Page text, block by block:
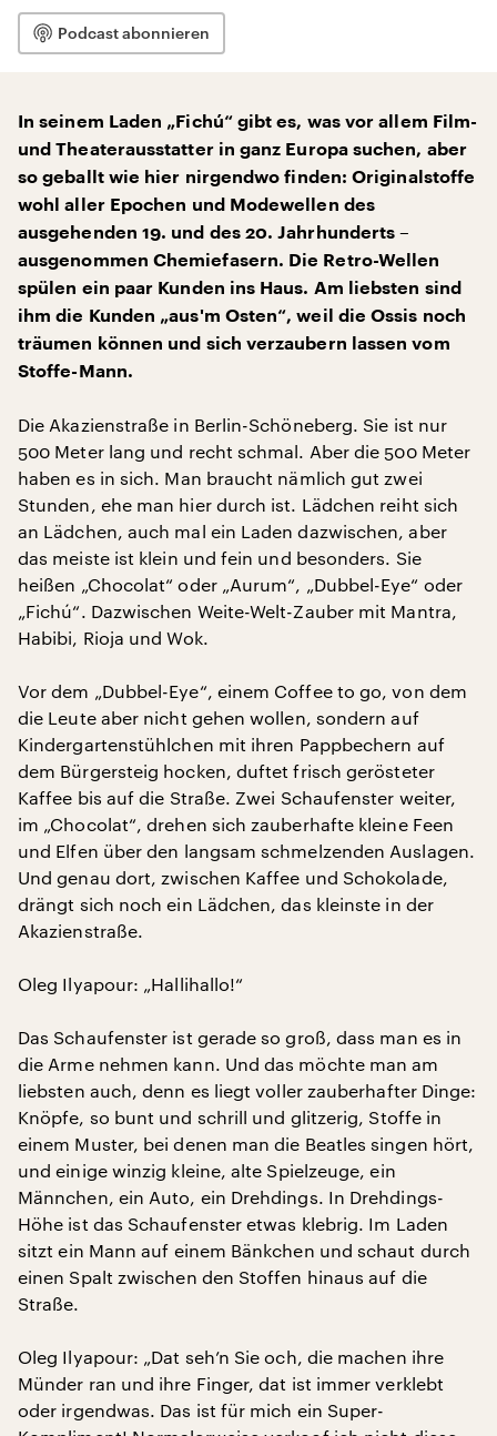
Podcast abonnieren
In seinem Laden „Fichú“ gibt es, was vor allem Film-
und Theaterausstatter in ganz Europa suchen, aber
so geballt wie hier nirgendwo finden: Originalstoffe
wohl aller Epochen und Modewellen des
ausgehenden 19. und des 20. Jahrhunderts –
ausgenommen Chemiefasern. Die Retro-Wellen
spülen ein paar Kunden ins Haus. Am liebsten sind
ihm die Kunden „aus'm Osten“, weil die Ossis noch
träumen können und sich verzaubern lassen vom
Stoffe-Mann.
Die Akazienstraße in Berlin-Schöneberg. Sie ist nur
500 Meter lang und recht schmal. Aber die 500 Meter
haben es in sich. Man braucht nämlich gut zwei
Stunden, ehe man hier durch ist. Lädchen reiht sich
an Lädchen, auch mal ein Laden dazwischen, aber
das meiste ist klein und fein und besonders. Sie
heißen „Chocolat“ oder „Aurum“, „Dubbel-Eye“ oder
„Fichú“. Dazwischen Weite-Welt-Zauber mit Mantra,
Habibi, Rioja und Wok.
Vor dem „Dubbel-Eye“, einem Coffee to go, von dem
die Leute aber nicht gehen wollen, sondern auf
Kindergartenstühlchen mit ihren Pappbechern auf
dem Bürgersteig hocken, duftet frisch gerösteter
Kaffee bis auf die Straße. Zwei Schaufenster weiter,
im „Chocolat“, drehen sich zauberhafte kleine Feen
und Elfen über den langsam schmelzenden Auslagen.
Und genau dort, zwischen Kaffee und Schokolade,
drängt sich noch ein Lädchen, das kleinste in der
Akazienstraße.
Oleg Ilyapour: „Hallihallo!“
Das Schaufenster ist gerade so groß, dass man es in
die Arme nehmen kann. Und das möchte man am
liebsten auch, denn es liegt voller zauberhafter Dinge:
Knöpfe, so bunt und schrill und glitzerig, Stoffe in
einem Muster, bei denen man die Beatles singen hört,
und einige winzig kleine, alte Spielzeuge, ein
Männchen, ein Auto, ein Drehdings. In Drehdings-
Höhe ist das Schaufenster etwas klebrig. Im Laden
sitzt ein Mann auf einem Bänkchen und schaut durch
einen Spalt zwischen den Stoffen hinaus auf die
Straße.
Oleg Ilyapour: „Dat seh’n Sie och, die machen ihre
Münder ran und ihre Finger, dat ist immer verklebt
oder irgendwas. Das ist für mich ein Super-